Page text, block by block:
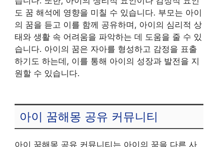
도 꿈 해석에 영향을 미칠 수 있습니다. 부모는 아이
의 꿈을 듣고 이를 함께 공유하며, 아이의 심리적 상
태와 생활 속 어려움을 파악하는 데 도움을 줄 수 있
습니다. 아이의 꿈은 자아를 형성하고 감정을 표출
하기도 하는데, 이를 통해 아이의 성장과 발전을 지
원할 수 있습니다.
아이 꿈해몽 공유 커뮤니티
아이 꿈해몽 공유 커뮤니티는 아이의 꿈을 다른 사